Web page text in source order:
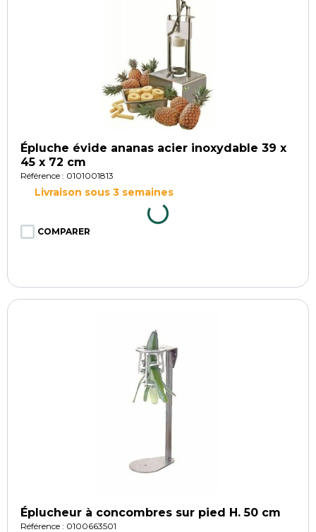
Épluche évide ananas acier inoxydable 39 x
45 x 72 cm
Référence : 0101001813
Livraison sous 3 semaines
COMPARER
Éplucheur à concombres sur pied H. 50 cm
Référence : 0100663501